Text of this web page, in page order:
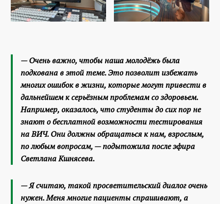
— Очень важно, чтобы наша молодёжь была
подкована в этой теме. Это позволит избежать
многих ошибок в жизни, которые могут привести в
дальнейшем к серьёзным проблемам со здоровьем.
Например, оказалось, что студенты до сих пор не
знают о бесплатной возможности тестирования
на ВИЧ. Они должны обращаться к нам, взрослым,
по любым вопросам, — подытожила после эфира
Светлана Кшнясева.
— Я считаю, такой просветительский диалог очень
нужен. Меня многие пациенты спрашивают, а